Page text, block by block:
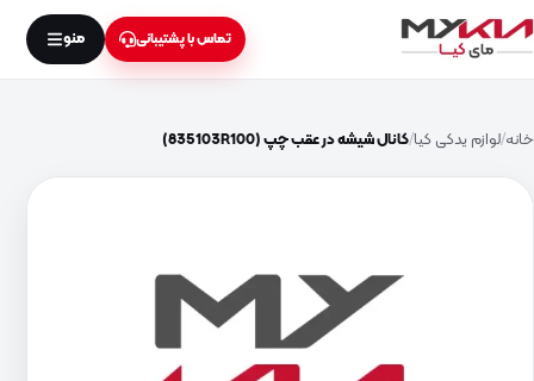
تماس با پشتیبانی منو
خانه لوازم یدکی کیا کانال شیشه در عقب چپ (835103R100)